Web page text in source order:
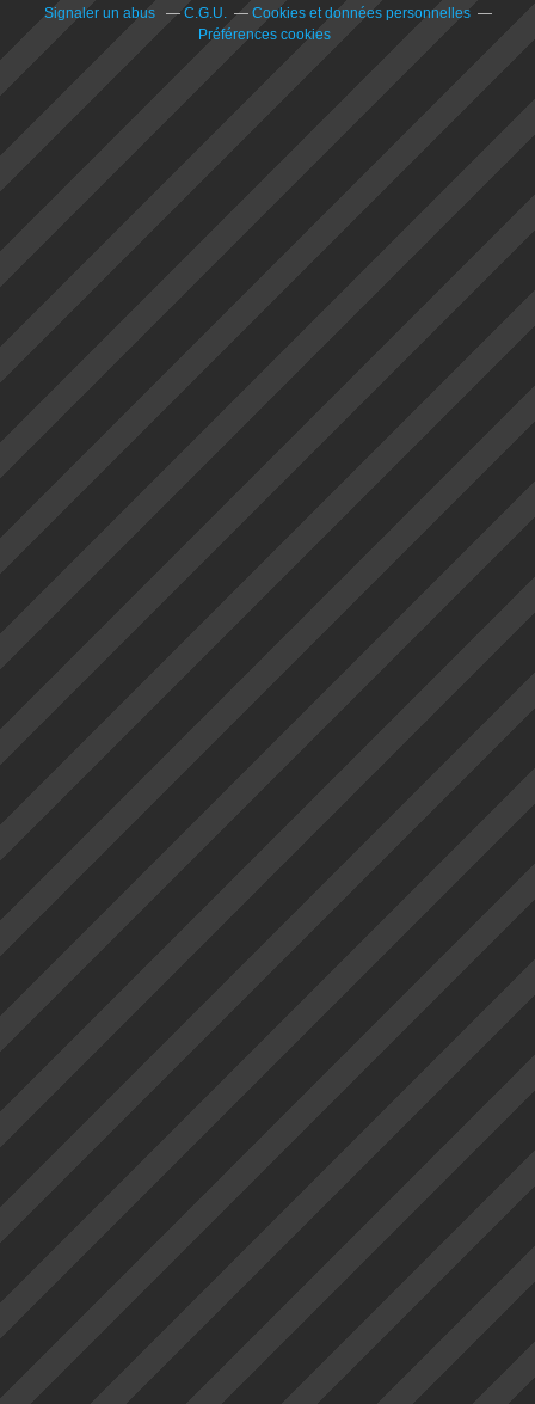
Signaler un abus C.G.U.
Cookies et données personnelles
Préférences cookies